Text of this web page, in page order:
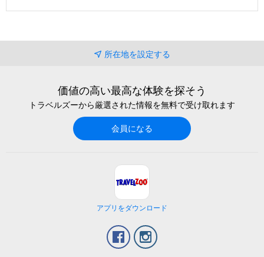
所在地を設定する
価値の高い最高な体験を探そう
トラベルズーから厳選された情報を無料で受け取れます
会員になる
アプリをダウンロード
Facebook